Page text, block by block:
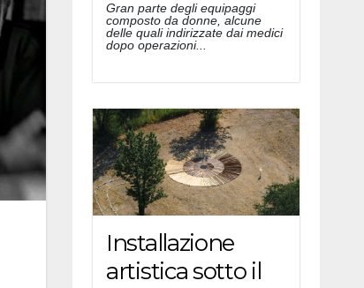
Gran parte degli equipaggi
composto da donne, alcune
delle quali indirizzate dai medici
dopo operazioni...
Installazione
artistica sotto il